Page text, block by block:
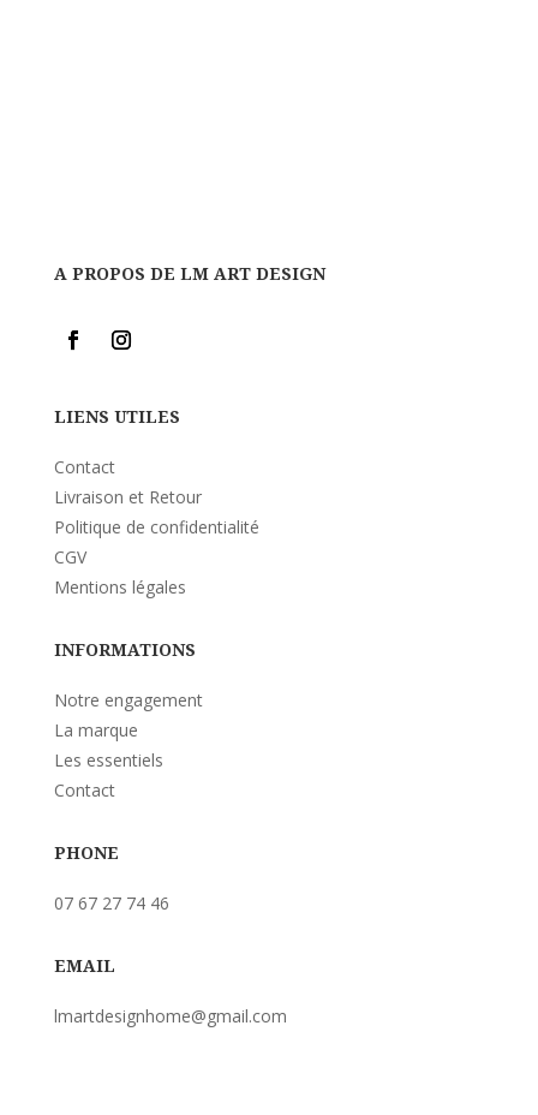
A PROPOS DE LM ART DESIGN
LIENS UTILES
Contact
Livraison et Retour
Politique de confidentialité
CGV
Mentions légales
INFORMATIONS
Notre engagement
La marque
Les essentiels
Contact
PHONE
07 67 27 74 46
EMAIL
lmartdesignhome@gmail.com